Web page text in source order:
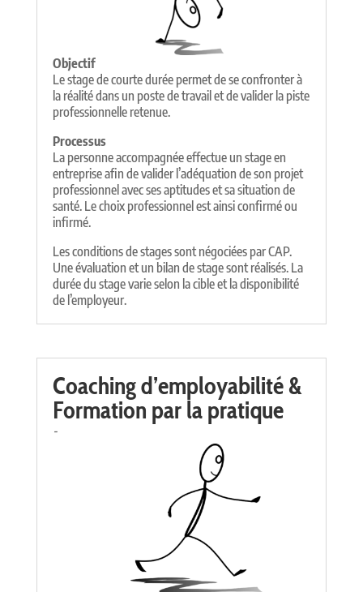
Objectif
Le stage de courte durée permet de se confronter à
la réalité dans un poste de travail et de valider la piste
professionnelle retenue.
Processus
La personne accompagnée effectue un stage en
entreprise afin de valider l’adéquation de son projet
professionnel avec ses aptitudes et sa situation de
santé. Le choix professionnel est ainsi confirmé ou
infirmé.
Les conditions de stages sont négociées par CAP.
Une évaluation et un bilan de stage sont réalisés. La
durée du stage varie selon la cible et la disponibilité
de l’employeur.
Coaching d’employabilité &
Formation par la pratique
-